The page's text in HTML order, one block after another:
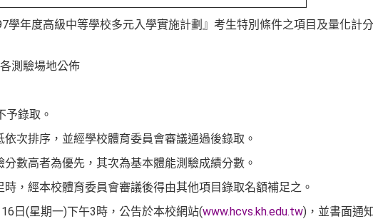
學年度高級中等學校多元入學實施計劃』考生特別 條件之項目及量化計
測驗場地公佈
予錄取。
次排序，並經學校體育委員會審議通過後錄取。
數高者為優先，其次為基本體能測驗成績分數。
，經本校體育委員會審議後得由其他項目錄取名額補足之。
16 日 (星期一)下午3 時，公告於本校網站(www.hcvs.kh.edu.tw) ， 並書面通